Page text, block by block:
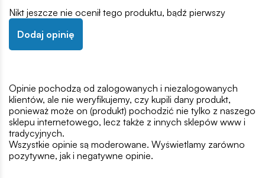
Nikt jeszcze nie ocenił tego produktu, bądź pierwszy
Dodaj opinię
Opinie pochodzą od zalogowanych i niezalogowanych
klientów, ale nie weryfikujemy, czy kupili dany produkt,
ponieważ może on (produkt) pochodzić nie tylko z naszego
sklepu internetowego, lecz także z innych sklepów www i
tradycyjnych.
Wszystkie opinie są moderowane. Wyświetlamy zarówno
pozytywne, jak i negatywne opinie.